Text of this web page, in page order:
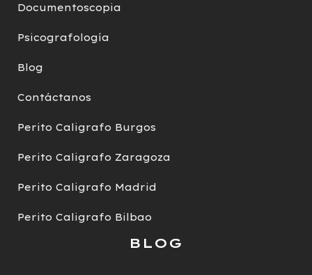
Documentoscopia
Psicografología
Blog
Contáctanos
Perito Caligrafo Burgos
Perito Caligrafo Zaragoza
Perito Caligrafo Madrid
Perito Caligrafo Bilbao
BLOG